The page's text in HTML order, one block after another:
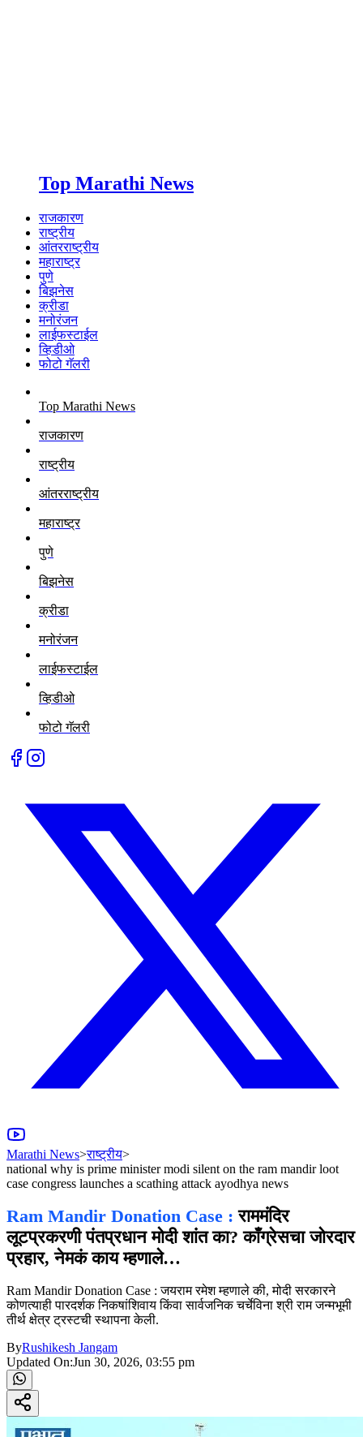
Top Marathi News
राजकारण
राष्ट्रीय
आंतरराष्ट्रीय
महाराष्ट्र
पुणे
बिझनेस
क्रीडा
मनोरंजन
लाईफस्टाईल
व्हिडीओ
फोटो गॅलरी
Top Marathi News
राजकारण
राष्ट्रीय
आंतरराष्ट्रीय
महाराष्ट्र
पुणे
बिझनेस
क्रीडा
मनोरंजन
लाईफस्टाईल
व्हिडीओ
फोटो गॅलरी
Marathi News>राष्ट्रीय>
national why is prime minister modi silent on the ram mandir loot
case congress launches a scathing attack ayodhya news
Ram Mandir Donation Case : राममंदिर
लूटप्रकरणी पंतप्रधान मोदी शांत का? काँग्रेसचा जोरदार
प्रहार, नेमकं काय म्हणाले…
Ram Mandir Donation Case : जयराम रमेश म्हणाले की, मोदी सरकारने
कोणत्याही पारदर्शक निकषांशिवाय किंवा सार्वजनिक चर्चेविना श्री राम जन्मभूमी
तीर्थ क्षेत्र ट्रस्टची स्थापना केली.
ByRushikesh Jangam
Updated On:Jun 30, 2026, 03:55 pm